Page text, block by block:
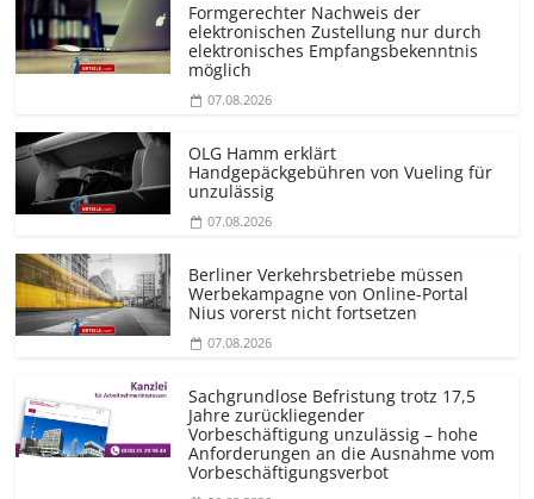
Formgerechter Nachweis der
elektronischen Zustellung nur durch
elektronisches Empfangsbekenntnis
möglich
07.08.2026
OLG Hamm erklärt
Handgepäckgebühren von Vueling für
unzulässig
07.08.2026
Berliner Verkehrsbetriebe müssen
Werbekampagne von Online-Portal
Nius vorerst nicht fortsetzen
07.08.2026
Sachgrundlose Befristung trotz 17,5
Jahre zurückliegender
Vorbeschäftigung unzulässig – hohe
Anforderungen an die Ausnahme vom
Vorbeschäf­tigungsverbot